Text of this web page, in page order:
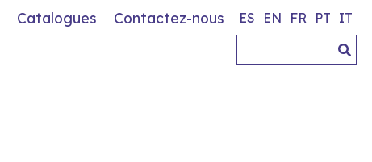
Catalogues Contactez-nous ES EN FR PT IT